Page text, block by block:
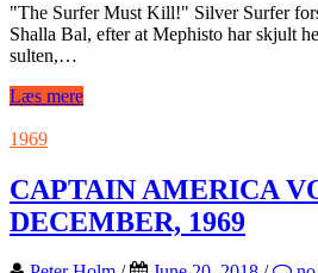
"The Surfer Must Kill!" Silver Surfer
Shalla Bal, efter at Mephisto har skjult
sulten,…
Læs mere
1969
CAPTAIN AMERICA
DECEMBER, 1969